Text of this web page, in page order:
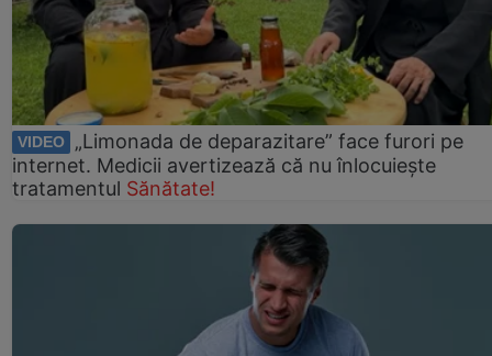
VIDEO
„Limonada de deparazitare” face furori pe
internet. Medicii avertizează că nu înlocuiește
tratamentul Sănătate!